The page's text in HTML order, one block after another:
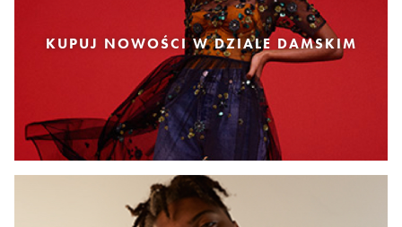
KUPUJ NOWOŚCI W DZIALE DAMSKIM